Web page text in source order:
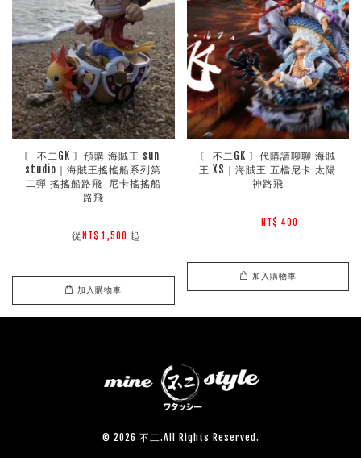
〘 不二GK 〙預購 海賊王 sun
studio｜海賊王搖搖船系列第
二彈 搖搖船路飛  尼卡搖搖船
路飛
        從
NT$ 1,500 起
加入購物車
〘 不二GK 〙代購請聊聊 海賊
王 XS｜海賊王 五檔尼卡 太陽
神路飛
NT$ 400
加入購物車
© 2026 不二.All Rights Reserved.